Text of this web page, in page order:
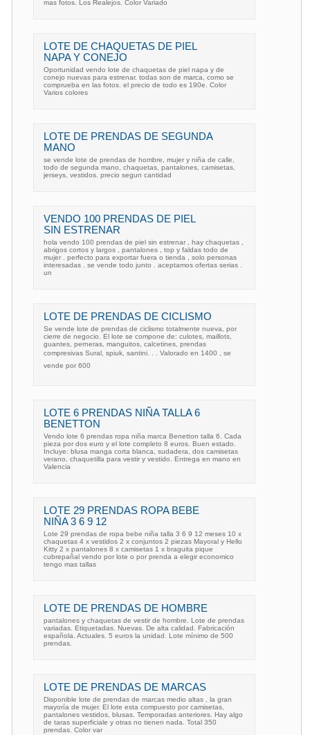
mas fotos. Los Realejos. Color Variado
LOTE DE CHAQUETAS DE PIEL
NAPA Y CONEJO
Oportunidad vendo lote de chaquetas de piel napa y de
conejo nuevas para estrenar. todas son de marca, como se
comprueba en las fotos. el precio de todo es 190e. Color
Varios colores
LOTE DE PRENDAS DE SEGUNDA
MANO
se vende lote de prendas de hombre, mujer y niña de calle,
todo de segunda mano, chaquetas, pantalones, camisetas,
jerseys, vestidos. precio segun cantidad
VENDO 100 PRENDAS DE PIEL
SIN ESTRENAR
hola vendo 100 prendas de piel sin estrenar , hay chaquetas ,
abrigos cortos y largos , pantalones , top y faldas todo de
mujer . perfecto para exportar fuera o tienda , solo personas
interesadas . se vende todo junto . aceptamos ofertas serias .
un
LOTE DE PRENDAS DE CICLISMO
Se vende lote de prendas de ciclismo totalmente nueva, por
cierre de negocio. El lote se compone de: culotes, maillots,
guantes, perneras, manguitos, calcetines, prendas
compresivas Sural, spiuk, santini. . . Valorado en 1400 , se
vende por 600 
LOTE 6 PRENDAS NIÑA TALLA 6
BENETTON
Vendo lote 6 prendas ropa niña marca Benetton talla 6. Cada
pieza por dos euro y el lote completo 8 euros. Buen estado.
Incluye: blusa manga corta blanca, sudadera, dos camisetas
verano, chaquetilla para vestir y vestido. Entrega en mano en
Valencia
LOTE 29 PRENDAS ROPA BEBE
NIÑA 3 6 9 12
Lote 29 prendas de ropa bebe niña talla 3 6 9 12 meses 10 x
chaquetas 4 x vestidos 2 x conjuntos 2 piezas Mayoral y Hello
Kitty 2 x pantalones 8 x camisetas 1 x braguita pique
cubrepañal vendo por lote o por prenda a elegir economico
tengo mas tallas
LOTE DE PRENDAS DE HOMBRE
pantalones y chaquetas de vestir de hombre. Lote de prendas
variadas. Etiquetadas. Nuevas. De alta calidad. Fabricación
española. Actuales. 5 euros la unidad. Lote mínimo de 500
prendas.
LOTE DE PRENDAS DE MARCAS
Disponible lote de prendas de marcas medio altas , la gran
mayoría de mujer. El lote esta compuesto por camisetas,
pantalones vestidos, blusas. Temporadas anteriores. Hay algo
de taras superficiale y otras no tienen nada. Total 350
prendas. Color var